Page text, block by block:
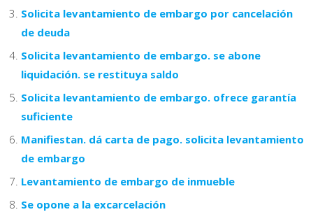
Solicita levantamiento de embargo por cancelación
de deuda
Solicita levantamiento de embargo. se abone
liquidación. se restituya saldo
Solicita levantamiento de embargo. ofrece garantía
suficiente
Manifiestan. dá carta de pago. solicita levantamiento
de embargo
Levantamiento de embargo de inmueble
Se opone a la excarcelación